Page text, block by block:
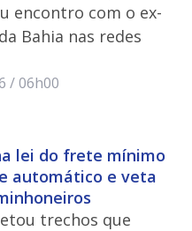
encontro com o ex-
Bahia nas redes
/ 06h00
lei do frete mínimo
automático e veta
trechos que